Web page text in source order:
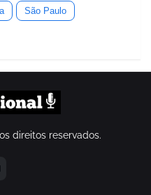
São Paulo
direitos reservados.